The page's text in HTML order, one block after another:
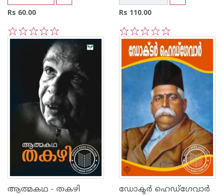
Rs 60.00
5
4
3
2
1
Rs 110.00
5
4
3
2
1
ആത്മകഥ - തകഴി ഡോക്ടര്‍ ഹെഡ്ഗേവാര്‍